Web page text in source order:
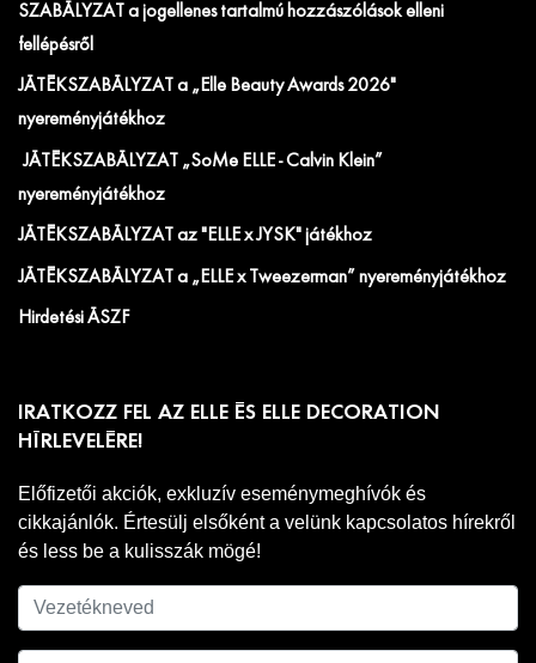
SZABÁLYZAT a jogellenes tartalmú hozzászólások elleni
fellépésről
JÁTÉKSZABÁLYZAT a „Elle Beauty Awards 2026"
nyereményjátékhoz
JÁTÉKSZABÁLYZAT „SoMe ELLE - Calvin Klein”
nyereményjátékhoz
JÁTÉKSZABÁLYZAT az "ELLE x JYSK" játékhoz
JÁTÉKSZABÁLYZAT a „ELLE x Tweezerman” nyereményjátékhoz
Hirdetési ÁSZF
IRATKOZZ FEL AZ ELLE ÉS ELLE DECORATION
HÍRLEVELÉRE!
Előfizetői akciók, exkluzív eseménymeghívók és
cikkajánlók. Értesülj elsőként a velünk kapcsolatos hírekről
és less be a kulisszák mögé!